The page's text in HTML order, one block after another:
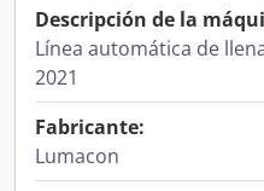
Descripción de la
Línea automática de
2021
Fabricante:
Lumacon